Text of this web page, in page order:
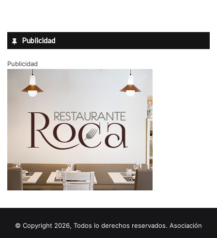
Publicidad
Publicidad
© Copyright 2026, Todos lo derechos reservados. Asociación